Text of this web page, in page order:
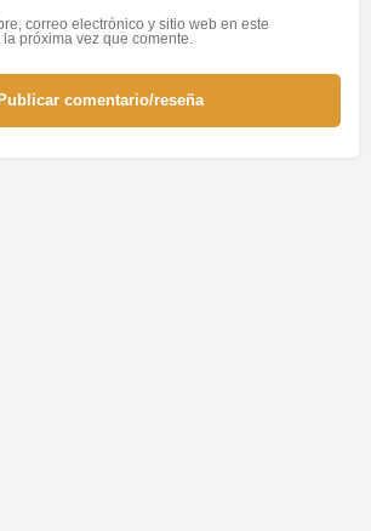
correo electrónico y sitio web en este
próxima vez que comente.
comentario/reseña